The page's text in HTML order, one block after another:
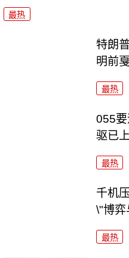
最热
特朗
明前
最热
055
驱已
最热
千机
\"博弈
最热